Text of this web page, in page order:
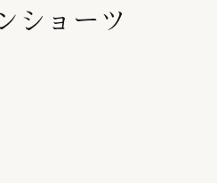
ショーツ